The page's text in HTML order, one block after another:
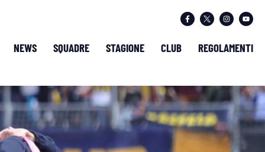
NEWS SQUADRE STAGIONE CLUB REGOLAMENTI